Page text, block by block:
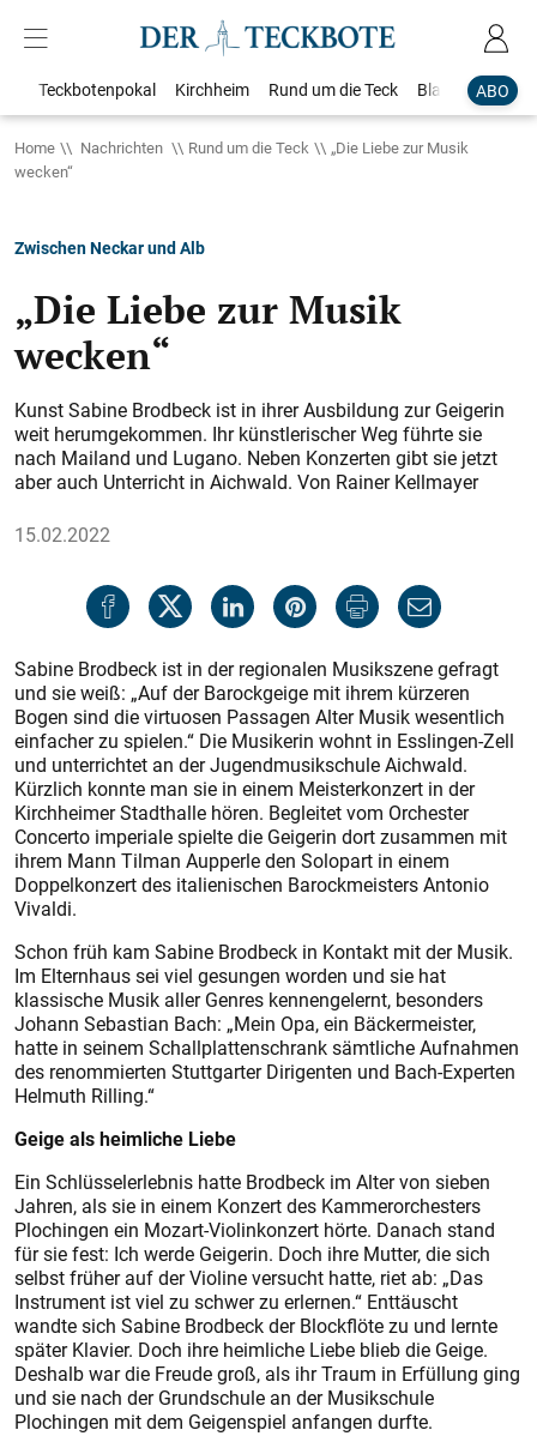
ABO
Teckbotenpokal Kirchheim Rund um die Teck Blaulicht
Home Nachrichten Rund um die Teck
„Die Liebe zur Musik
wecken“
Zwischen Neckar und Alb
„Die Liebe zur Musik
wecken“
Kunst Sabine Brodbeck ist in ihrer Ausbildung zur Geigerin
weit herumgekommen. Ihr künstlerischer Weg führte sie
nach Mailand und Lugano. Neben Konzerten gibt sie jetzt
aber auch Unterricht in Aichwald. Von Rainer Kellmayer
15.02.2022
Sabine Brodbeck ist in der regionalen Musikszene gefragt
und sie weiß: „Auf der Barockgeige mit ihrem kürzeren
Bogen sind die virtuosen Passagen Alter Musik wesentlich
einfacher zu spielen.“ Die Musikerin wohnt in Esslingen-Zell
und unterrichtet an der Jugendmusikschule Aichwald.
Kürzlich konnte man sie in einem Meisterkonzert in der
Kirchheimer Stadthalle hören. Begleitet vom Orchester
Concerto imperiale spielte die Geigerin dort zusammen mit
ihrem Mann Tilman Aupperle den Solopart in einem
Doppelkonzert des italienischen Barockmeisters Antonio
Vivaldi.
Schon früh kam Sabine Brodbeck in Kontakt mit der Musik.
Im Elternhaus sei viel gesungen worden und sie hat
klassische Musik aller Genres kennengelernt, besonders
Johann Sebastian Bach: „Mein Opa, ein Bäckermeister,
hatte in seinem Schallplattenschrank sämtliche Aufnahmen
des renommierten Stuttgarter Dirigenten und Bach-Experten
Helmuth Rilling.“
Geige als heimliche Liebe
Ein Schlüsselerlebnis hatte Brodbeck im Alter von sieben
Jahren, als sie in einem Konzert des Kammerorchesters
Plochingen ein Mozart-Violinkonzert hörte. Danach stand
für sie fest: Ich werde Geigerin. Doch ihre Mutter, die sich
selbst früher auf der Violine versucht hatte, riet ab: „Das
Instrument ist viel zu schwer zu erlernen.“ Enttäuscht
wandte sich Sabine Brodbeck der Blockflöte zu und lernte
später Klavier. Doch ihre heimliche Liebe blieb die Geige.
Deshalb war die Freude groß, als ihr Traum in Erfüllung ging
und sie nach der Grundschule an der Musikschule
Plochingen mit dem Geigenspiel anfangen durfte.